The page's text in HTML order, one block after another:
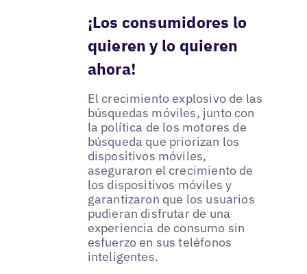
¡Los consumidores lo
quieren y lo quieren
ahora!
El crecimiento explosivo de las
búsquedas móviles, junto con
la política de los motores de
búsqueda que priorizan los
dispositivos móviles,
aseguraron el crecimiento de
los dispositivos móviles y
garantizaron que los usuarios
pudieran disfrutar de una
experiencia de consumo sin
esfuerzo en sus teléfonos
inteligentes.